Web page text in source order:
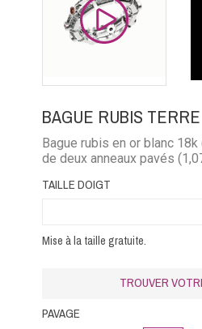
BAGUE RUBIS TERRE
Bague rubis en or blanc
de deux anneaux pavés
TAILLE DOIGT
Mise à la taille gratuite.
TROUVER
PAVAGE